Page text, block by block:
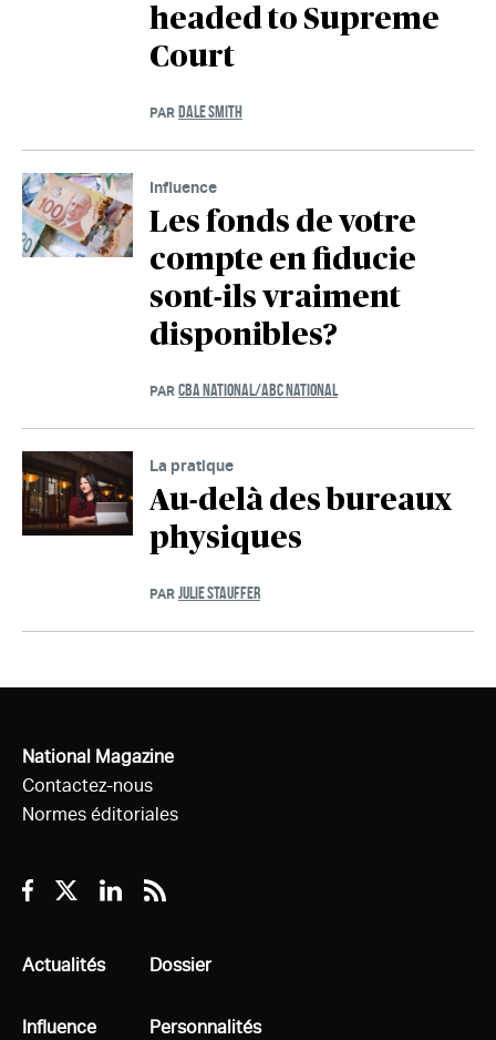
headed to Supreme
Court
PAR DALE SMITH
Influence
Les fonds de votre
compte en fiducie
sont-ils vraiment
disponibles?
PAR CBA NATIONAL/ABC NATIONAL
La pratique
Au-delà des bureaux
physiques
PAR JULIE STAUFFER
National Magazine
Contactez-nous
Normes éditoriales
Facebook
TwitterLinkedin
RSS
Tous
Actualités
Tous
Influence
Tous
Dossier
Tous
Personnalités